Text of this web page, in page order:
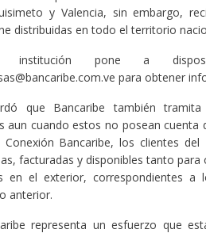
y Valencia, sin embargo,
distribuidas en todo el territorio
institución pone a
para obtener
que Bancaribe también
aun cuando estos no posean
Bancaribe, los clientes
facturadas y disponibles tanto
en el exterior, correspondientes
anterior.
representa un esfuerzo que